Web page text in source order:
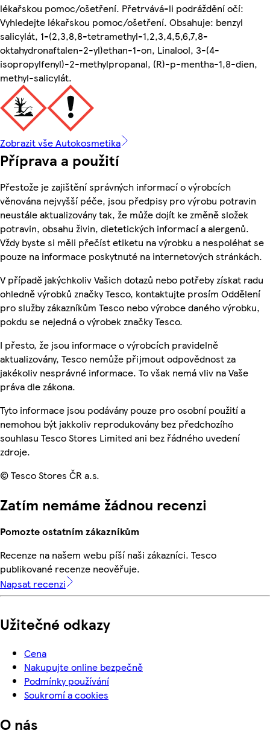
lékařskou pomoc/ošetření. Přetrvává-li podráždění očí:
Vyhledejte lékařskou pomoc/ošetření. Obsahuje: benzyl
salicylát, 1-(2,3,8,8-tetramethyl-1,2,3,4,5,6,7,8-
oktahydronaftalen-2-yl)ethan-1-on, Linalool, 3-(4-
isopropylfenyl)-2-methylpropanal, (R)-p-mentha-1,8-dien,
methyl-salicylát.
Zobrazit vše Autokosmetika
Příprava a použití
Přestože je zajištění správných informací o výrobcích
věnována nejvyšší péče, jsou předpisy pro výrobu potravin
neustále aktualizovány tak, že může dojít ke změně složek
potravin, obsahu živin, dietetických informací a alergenů.
Vždy byste si měli přečíst etiketu na výrobku a nespoléhat se
pouze na informace poskytnuté na internetových stránkách.
V případě jakýchkoliv Vašich dotazů nebo potřeby získat radu
ohledně výrobků značky Tesco, kontaktujte prosím Oddělení
pro služby zákazníkům Tesco nebo výrobce daného výrobku,
pokdu se nejedná o výrobek značky Tesco.
I přesto, že jsou informace o výrobcích pravidelně
aktualizovány, Tesco nemůže přijmout odpovědnost za
jakékoliv nesprávné informace. To však nemá vliv na Vaše
práva dle zákona.
Tyto informace jsou podávány pouze pro osobní použití a
nemohou být jakkoliv reprodukovány bez předchozího
souhlasu Tesco Stores Limited ani bez řádného uvedení
zdroje.
© Tesco Stores ČR a.s.
Zatím nemáme žádnou recenzi
Pomozte ostatním zákazníkům
Recenze na našem webu píší naši zákazníci. Tesco
publikované recenze neověřuje.
Napsat recenzi
Užitečné odkazy
Cena
Nakupujte online bezpečně
Podmínky používání
Soukromí a cookies
O nás